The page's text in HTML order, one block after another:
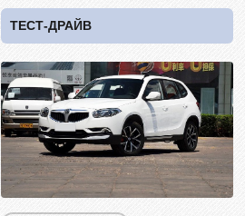
Suzuki Toyota UAZ
Vauxhall Volkswagen Volvo
ТЕСТ-ДРАЙВ